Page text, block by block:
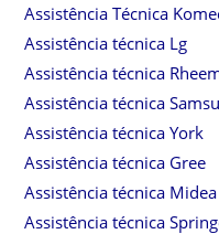
Assistência Técnica
Assistência técnica Lg
Assistência técnica
Assistência técnica
Assistência técnica York
Assistência técnica Gree
Assistência técnica Midea
Assistência técnica